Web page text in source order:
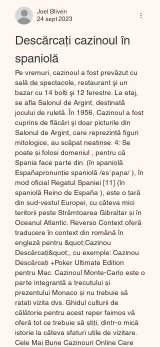
Joel Bliven
24 sept 2023
Descărcați cazinoul în
spaniolă
Pe vremuri, cazinoul a fost prevăzut cu
sală de spectacole, restaurant şi un
bazar cu 14 bolţi şi 12 ferestre. La etaj,
se afla Salonul de Argint, destinată
jocului de ruletă. În 1956, Cazinoul a fost
cuprins de flăcări şi doar picturile din
Salonul de Argint, care reprezintă figuri
mitologice, au scăpat neatinse. 4: Se
poate și folosi domeniul , pentru că
Spania face parte din. (în spaniolă
Españapronunție spaniolă /esˈpaɲa/ ), în
mod oficial Regatul Spaniei [11] (în
spaniolă Reino de España ), este o țară
din sud-vestul Europei, cu câteva mici
teritorii peste Strâmtoarea Gibraltar și în
Oceanul Atlantic. Reverso Context oferă
traducere în context din română în
engleză pentru &quot;Cazinou
Descărcați&quot;, cu exemple: Cazinou
Descărcați +Poker Ultimate Edition
pentru Mac. Cazinoul Monte-Carlo este o
parte integrantă a trecutului și
prezentului Monaco și nu trebuie să
ratați vizita dvs. Ghidul culturii de
călătorie pentru acest reper faimos vă
oferă tot ce trebuie să știți, dintr-o mică
istorie la câteva sfaturi utile de vizitare.
Cele Mai Bune Cazinouri Online Care